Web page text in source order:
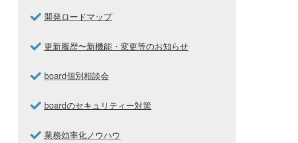
開発ロードマップ
更新履歴〜新機能・変更等のお知らせ
board個別相談会
boardのセキュリティー対策
業務効率化ノウハウ